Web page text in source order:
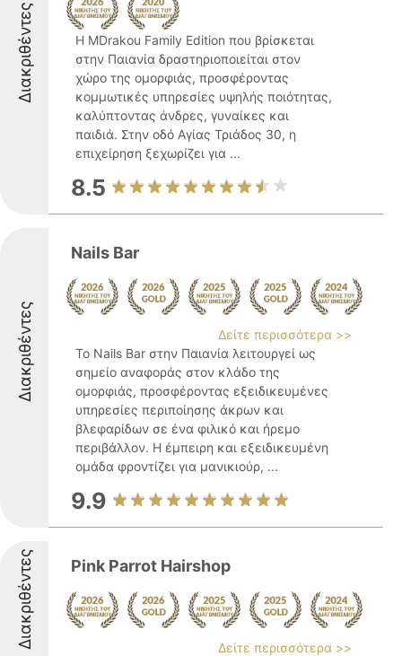
Διακριθέντες
Η MDrakou Family Edition που βρίσκεται
στην Παιανία δραστηριοποιείται στον
χώρο της ομορφιάς, προσφέροντας
κομμωτικές υπηρεσίες υψηλής ποιότητας,
καλύπτοντας άνδρες, γυναίκες και
παιδιά. Στην οδό Αγίας Τριάδος 30, η
επιχείρηση ξεχωρίζει για ...
8.5
Διακριθέντες
Nails Bar
Δείτε περισσότερα >>
Το Nails Bar στην Παιανία λειτουργεί ως
σημείο αναφοράς στον κλάδο της
ομορφιάς, προσφέροντας εξειδικευμένες
υπηρεσίες περιποίησης άκρων και
βλεφαρίδων σε ένα φιλικό και ήρεμο
περιβάλλον. Η έμπειρη και εξειδικευμένη
ομάδα φροντίζει για μανικιούρ, ...
9.9
Διακριθέντες Pink Parrot Hairshop
Δείτε περισσότερα >>